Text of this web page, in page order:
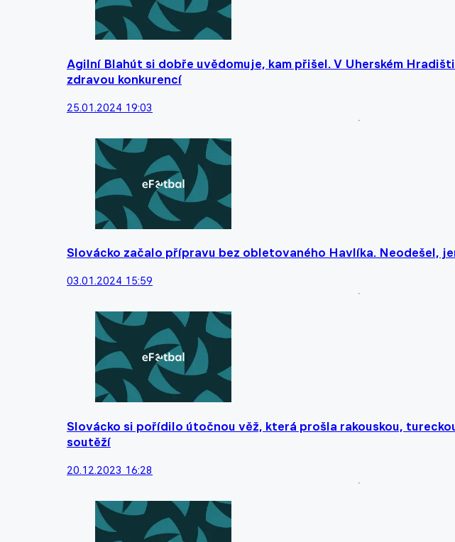
Agilní Blahút si dobře uvědomuje, kam přišel. V Uherském
zdravou konkurencí
25.01.2024 19:03
Slovácko začalo přípravu bez obletovaného Havlíka. Neodešel,
03.01.2024 15:59
Slovácko si pořídilo útočnou věž, která prošla rakouskou,
soutěží
20.12.2023 16:28